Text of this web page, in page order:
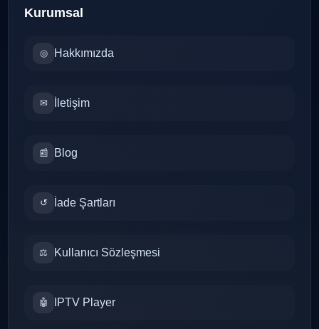
Kurumsal
◎ Hakkımızda
✉ İletişim
📰 Blog
↺ İade Şartları
⚖ Kullanıcı Sözleşmesi
🤖 IPTV Player